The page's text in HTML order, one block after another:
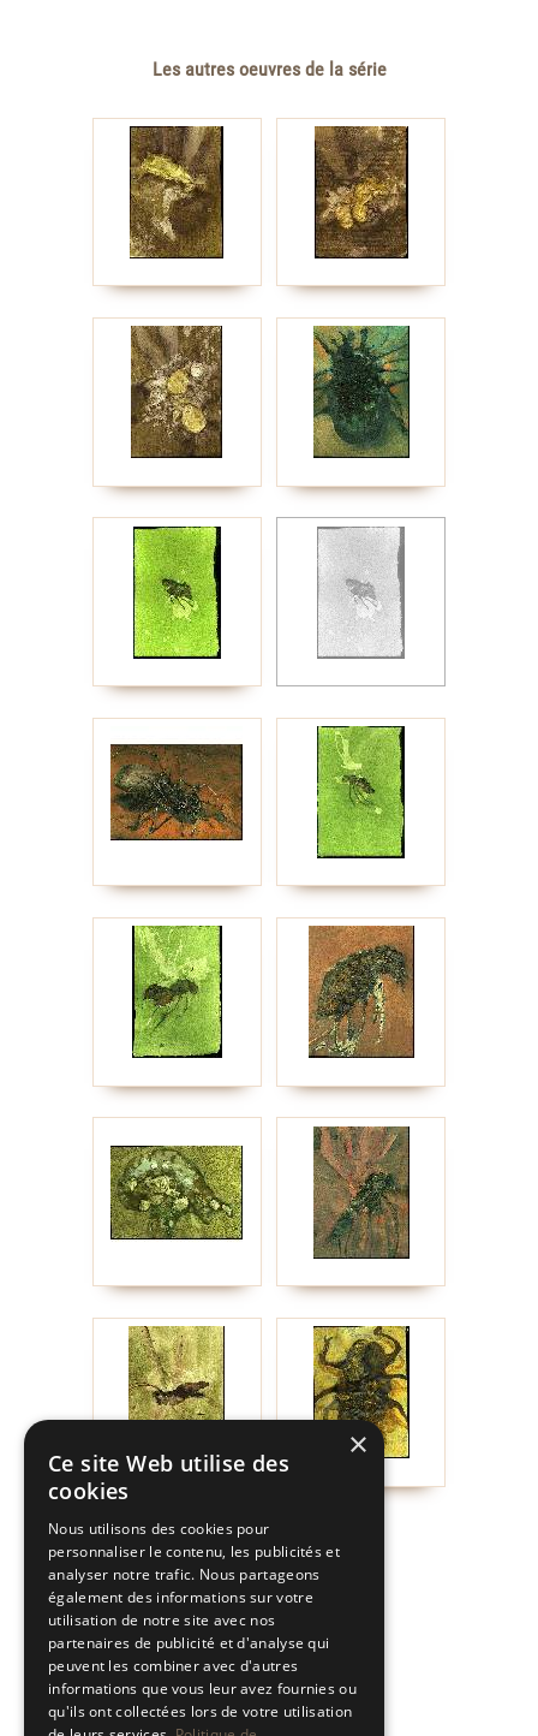
Les autres oeuvres de la série
×
Ce site Web utilise des
cookies
Nous utilisons des cookies pour
personnaliser le contenu, les publicités et
analyser notre trafic. Nous partageons
également des informations sur votre
utilisation de notre site avec nos
partenaires de publicité et d'analyse qui
peuvent les combiner avec d'autres
informations que vous leur avez fournies ou
qu'ils ont collectées lors de votre utilisation